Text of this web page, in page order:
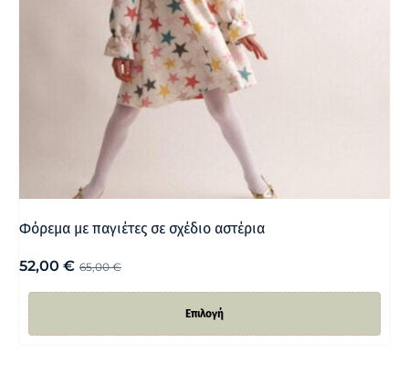
Φόρεμα με παγιέτες σε σχέδιο αστέρια
65,00€
52,00 €
Επιλογή